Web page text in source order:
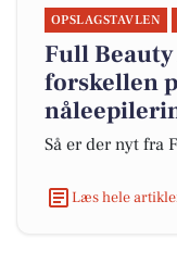
OPSLAGSTAVLEN
Full
forskellen
Så er der nyt fra
Læs hele